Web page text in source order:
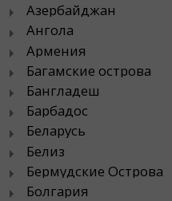
Азербайджан
Ангола
Армения
Багамские острова
Бангладеш
Барбадос
Беларусь
Белиз
Бермудские Острова
Болгария